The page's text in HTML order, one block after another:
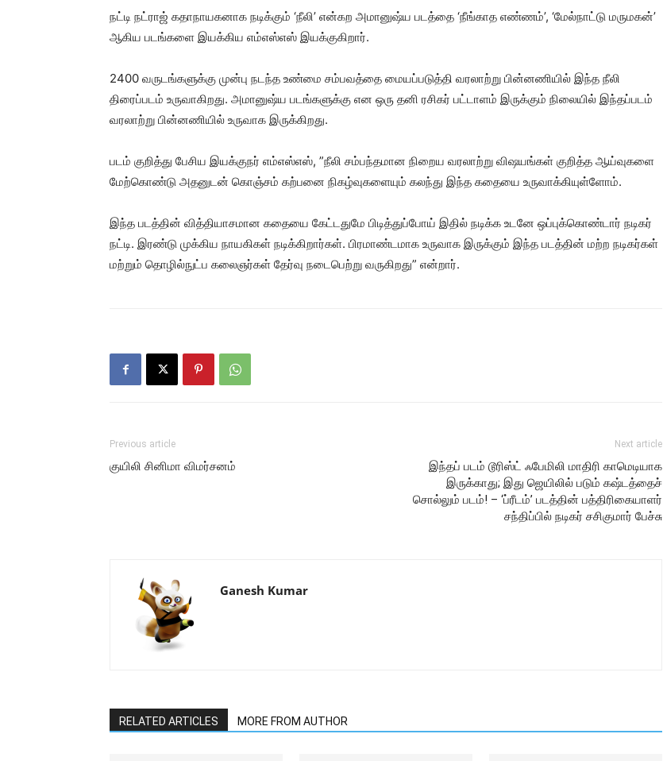
நட்டி நட்ராஜ் கதாநாயகனாக நடிக்கும் ‘நீலி’ என்கற அமானுஷ்ய படத்தை ‘நீங்காத எண்ணம்’, ‘மேல்நாட்டு மருமகன்’
ஆகிய படங்களை இயக்கிய எம்எஸ்எஸ் இயக்குகிறார்.
2400 வருடங்களுக்கு முன்பு நடந்த உண்மை சம்பவத்தை மையப்படுத்தி வரலாற்று பின்னணியில் இந்த நீலி
திரைப்படம் உருவாகிறது. அமானுஷ்ய படங்களுக்கு என ஒரு தனி ரசிகர் பட்டாளம் இருக்கும் நிலையில் இந்தப்படம்
வரலாற்று பின்னணியில் உருவாக இருக்கிறது.
படம் குறித்து பேசிய இயக்குநர் எம்எஸ்எஸ், ”நீலி சம்பந்தமான நிறைய வரலாற்று விஷயங்கள் குறித்த ஆய்வுகளை
மேற்கொண்டு அதனுடன் கொஞ்சம் கற்பனை நிகழ்வுகளையும் கலந்து இந்த கதையை உருவாக்கியுள்ளோம்.
இந்த படத்தின் வித்தியாசமான கதையை கேட்டதுமே பிடித்துப்போய் இதில் நடிக்க உடனே ஒப்புக்கொண்டார் நடிகர்
நட்டி. இரண்டு முக்கிய நாயகிகள் நடிக்கிறார்கள். பிரமாண்டமாக உருவாக இருக்கும் இந்த படத்தின் மற்ற நடிகர்கள்
மற்றும் தொழில்நுட்ப கலைஞர்கள் தேர்வு நடைபெற்று வருகிறது” என்றார்.
Previous article
குயிலி சினிமா விமர்சனம்
Next article
இந்தப் படம் டூரிஸ்ட் ஃபேமிலி மாதிரி காமெடியாக
இருக்காது; இது ஜெயிலில் படும் கஷ்டத்தைச்
சொல்லும் படம்! – ‘ப்ரீடம்’ படத்தின் பத்திரிகையாளர்
சந்திப்பில் நடிகர் சசிகுமார் பேச்சு
Ganesh Kumar
RELATED ARTICLES MORE FROM AUTHOR